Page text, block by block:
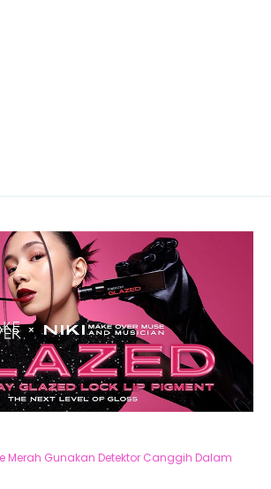
Merah Gunakan Detektor Canggih Dalam